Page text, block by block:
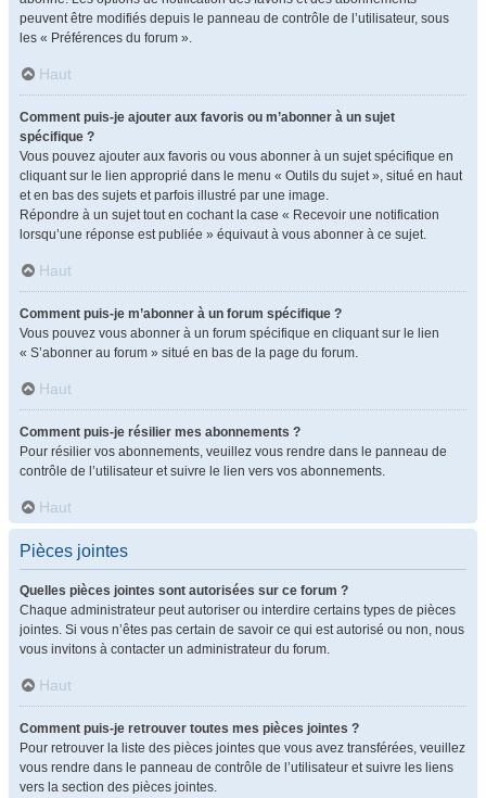
peuvent être modifiés depuis le panneau de contrôle de l’utilisateur, sous
les « Préférences du forum ».
Haut
Comment puis-je ajouter aux favoris ou m’abonner à un sujet
spécifique ?
Vous pouvez ajouter aux favoris ou vous abonner à un sujet spécifique en
cliquant sur le lien approprié dans le menu « Outils du sujet », situé en haut
et en bas des sujets et parfois illustré par une image.
Répondre à un sujet tout en cochant la case « Recevoir une notification
lorsqu’une réponse est publiée » équivaut à vous abonner à ce sujet.
Haut
Comment puis-je m’abonner à un forum spécifique ?
Vous pouvez vous abonner à un forum spécifique en cliquant sur le lien
« S’abonner au forum » situé en bas de la page du forum.
Haut
Comment puis-je résilier mes abonnements ?
Pour résilier vos abonnements, veuillez vous rendre dans le panneau de
contrôle de l’utilisateur et suivre le lien vers vos abonnements.
Haut
Pièces jointes
Quelles pièces jointes sont autorisées sur ce forum ?
Chaque administrateur peut autoriser ou interdire certains types de pièces
jointes. Si vous n’êtes pas certain de savoir ce qui est autorisé ou non, nous
vous invitons à contacter un administrateur du forum.
Haut
Comment puis-je retrouver toutes mes pièces jointes ?
Pour retrouver la liste des pièces jointes que vous avez transférées, veuillez
vous rendre dans le panneau de contrôle de l’utilisateur et suivre les liens
vers la section des pièces jointes.